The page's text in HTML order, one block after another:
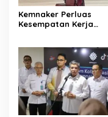
Kemnaker Perluas
Kesempatan Kerja